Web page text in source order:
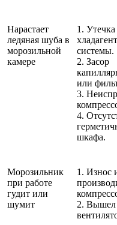
Нарастает
ледяная шуба в
морозильной
камере
1. Утечка
системы.
2. Засор
или
3.
4.
шкафа.
Морозильник
при работе
гудит или
шумит
1. Износ
2. Вышел